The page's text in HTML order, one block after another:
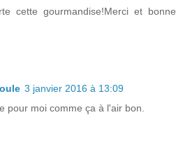
cette gourmandise!Merci et bonne
3 janvier 2016 à 13:09
pour moi comme ça à l'air bon.